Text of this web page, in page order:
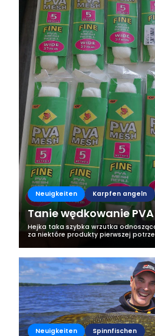
Neuigkeiten Karpfen angeln
Tanie wędkowanie PVA
Hejka taka szybka wrzutka
za niektóre produkty pierwszej
karpiowym. Więc jak widzicie na
PVA. Myślę że karzdy...
Neuigkeiten Spinnfischen